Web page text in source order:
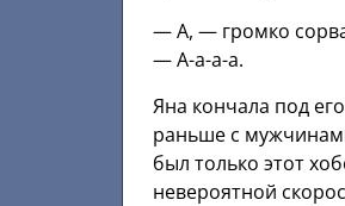
— А, — громко
— А-а-а-а.
Яна кончала под
раньше с
был только этот
невероятной